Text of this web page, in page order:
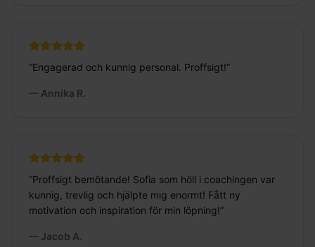
“Engagerad och kunnig personal. Proffsigt!”
— Annika R.
“Proffsigt bemötande! Sofia som höll i coachingen var
kunnig, trevlig och hjälpte mig enormt! Fått ny
motivation och inspiration för min löpning!”
— Jacob A.